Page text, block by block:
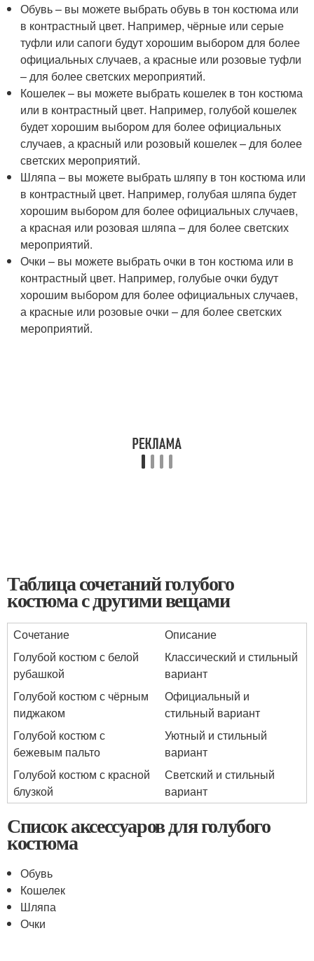
Обувь – вы можете выбрать обувь в тон костюма или
в контрастный цвет. Например, чёрные или серые
туфли или сапоги будут хорошим выбором для более
официальных случаев, а красные или розовые туфли
– для более светских мероприятий.
Кошелек – вы можете выбрать кошелек в тон костюма
или в контрастный цвет. Например, голубой кошелек
будет хорошим выбором для более официальных
случаев, а красный или розовый кошелек – для более
светских мероприятий.
Шляпа – вы можете выбрать шляпу в тон костюма или
в контрастный цвет. Например, голубая шляпа будет
хорошим выбором для более официальных случаев,
а красная или розовая шляпа – для более светских
мероприятий.
Очки – вы можете выбрать очки в тон костюма или в
контрастный цвет. Например, голубые очки будут
хорошим выбором для более официальных случаев,
а красные или розовые очки – для более светских
мероприятий.
Таблица сочетаний голубого
костюма с другими вещами
Сочетание
Описание
Голубой костюм с белой
рубашкой
Классический и стильный
вариант
Голубой костюм с чёрным
пиджаком
Официальный и
стильный вариант
Голубой костюм с
бежевым пальто
Уютный и стильный
вариант
Голубой костюм с красной
блузкой
Светский и стильный
вариант
Список аксессуаров для голубого
костюма
Обувь
Кошелек
Шляпа
Очки